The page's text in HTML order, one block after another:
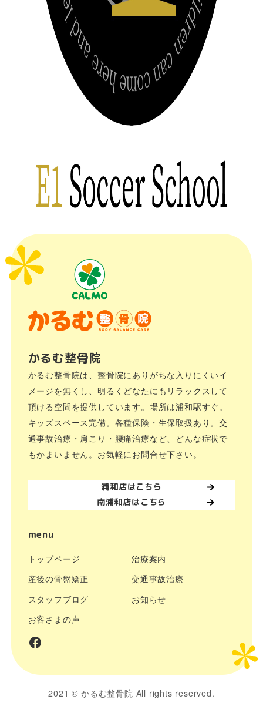
かるむ整骨院
かるむ整骨院は、整骨院にありがちな入りにくいイ
メージを無くし、明るくどなたにもリラックスして
頂ける空間を提供しています。場所は浦和駅すぐ。
キッズスペース完備。各種保険・生保取扱あり。交
通事故治療・肩こり・腰痛治療など、どんな症状で
もかまいません。お気軽にお問合せ下さい。
浦和店はこちら
南浦和店はこちら
menu
トップページ
産後の骨盤矯正
スタッフブログ
お客さまの声
facebook
治療案内
交通事故治療
お知らせ
2021 © かるむ整骨院 All rights reserved.